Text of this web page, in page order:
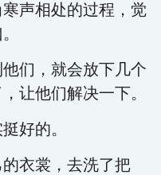
声相处的过程，觉
们，就会放下几个
让他们解决一下。
好的。
衣裳，去洗了把